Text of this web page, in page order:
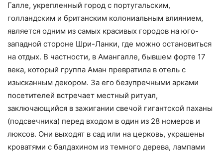
Галле, укрепленный город с португальским,
голландским и британским колониальным влиянием,
является одним из самых красивых городов на юго-
западной стороне Шри-Ланки, где можно остановиться
на отдых. В частности, в Амангалле, бывшем форте 17
века, который группа Аман превратила в отель с
изысканным декором. За его безупречными арками
посетителей встречает местный ритуал,
заключающийся в зажигании свечой гигантской паханы
(подсвечника) перед входом в один из 28 номеров и
люксов. Они выходят в сад или на церковь, украшены
кроватями с балдахином из темного дерева, лампами